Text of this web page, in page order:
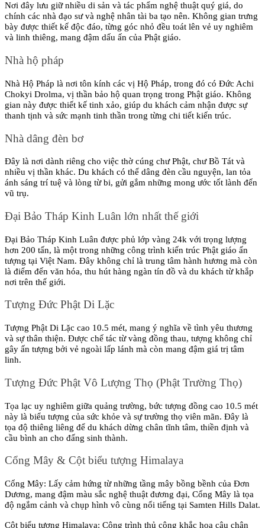
Nơi đây lưu giữ nhiều di sản và tác phẩm nghệ thuật quý giá, do
chính các nhà đạo sư và nghệ nhân tài ba tạo nên. Không gian trưng
bày được thiết kế độc đáo, từng góc nhỏ đều toát lên vẻ uy nghiêm
và linh thiêng, mang đậm dấu ấn của Phật giáo.
Nhà hộ pháp
Nhà Hộ Pháp là nơi tôn kính các vị Hộ Pháp, trong đó có Đức Achi
Chokyi Drolma, vị thần bảo hộ quan trọng trong Phật giáo. Không
gian này được thiết kế tinh xảo, giúp du khách cảm nhận được sự
thanh tịnh và sức mạnh tinh thần trong từng chi tiết kiến trúc.
Nhà dâng đèn bơ
Đây là nơi dành riêng cho việc thờ cúng chư Phật, chư Bồ Tát và
nhiều vị thần khác. Du khách có thể dâng đèn cầu nguyện, lan tỏa
ánh sáng trí tuệ và lòng từ bi, gửi gắm những mong ước tốt lành đến
vũ trụ.
Đại Bảo Tháp Kinh Luân lớn nhất thế giới
Đại Bảo Tháp Kinh Luân được phủ lớp vàng 24k với trọng lượng
hơn 200 tấn, là một trong những công trình kiến trúc Phật giáo ấn
tượng tại Việt Nam. Đây không chỉ là trung tâm hành hương mà còn
là điểm đến văn hóa, thu hút hàng ngàn tín đồ và du khách từ khắp
nơi trên thế giới.
Tượng Đức Phật Di Lặc
Tượng Phật Di Lặc cao 10.5 mét, mang ý nghĩa về tình yêu thương
và sự thân thiện. Được chế tác từ vàng đồng thau, tượng không chỉ
gây ấn tượng bởi vẻ ngoài lấp lánh mà còn mang đậm giá trị tâm
linh.
Tượng Đức Phật Vô Lượng Thọ (Phật Trường Thọ)
Tọa lạc uy nghiêm giữa quảng trường, bức tượng đồng cao 10.5 mét
này là biểu tượng của sức khỏe và sự trường thọ viên mãn. Đây là
tọa độ thiêng liêng để du khách dừng chân tĩnh tâm, thiền định và
cầu bình an cho đấng sinh thành.
Cổng Mây & Cột biểu tượng Himalaya
Cổng Mây: Lấy cảm hứng từ những tầng mây bồng bềnh của Đơn
Dương, mang đậm màu sắc nghệ thuật đương đại, Cổng Mây là tọa
độ ngắm cảnh và chụp hình vô cùng nổi tiếng tại Samten Hills Dalat.
Cột biểu tượng Himalaya: Công trình thủ công khắc họa câu chân